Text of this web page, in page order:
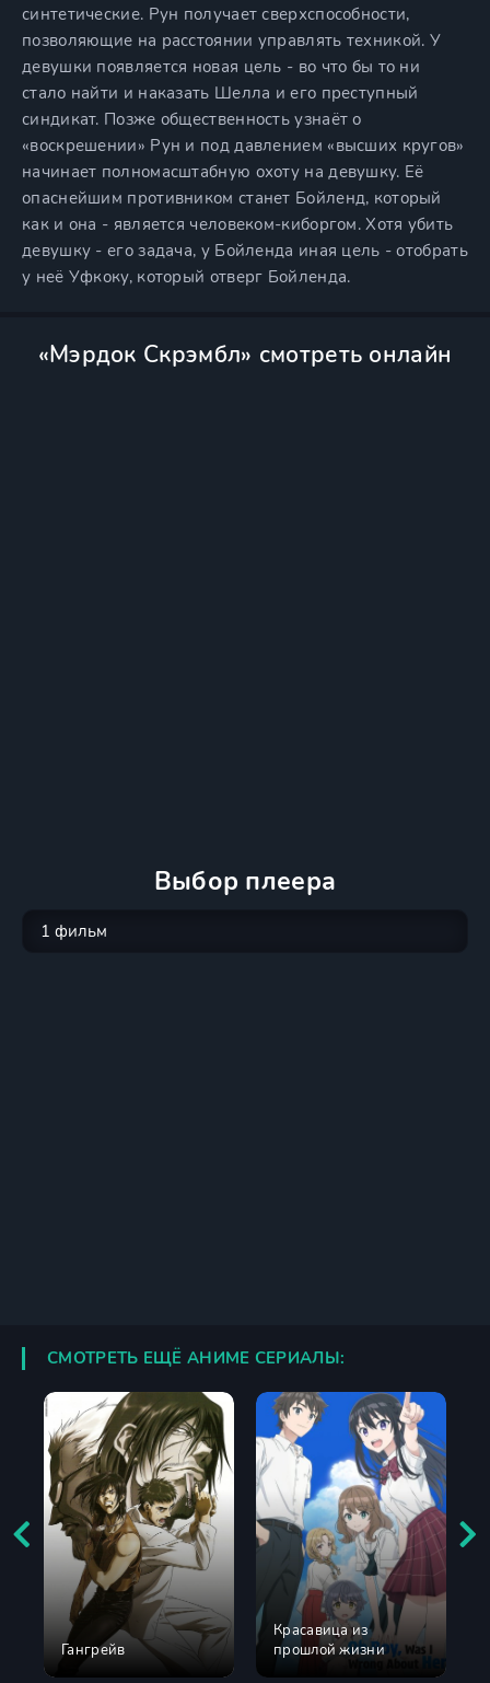
синтетические. Рун получает сверхспособности,
позволяющие на расстоянии управлять техникой. У
девушки появляется новая цель - во что бы то ни
стало найти и наказать Шелла и его преступный
синдикат. Позже общественность узнаёт о
«воскрешении» Рун и под давлением «высших кругов»
начинает полномасштабную охоту на девушку. Её
опаснейшим противником станет Бойленд, который
как и она - является человеком-киборгом. Хотя убить
девушку - его задача, у Бойленда иная цель - отобрать
у неё Уфкоку, который отверг Бойленда.
«Мэрдок Скрэмбл» смотреть онлайн
Выбор плеера
СМОТРЕТЬ ЕЩЁ АНИМЕ СЕРИАЛЫ:
Гангрейв
Красавица из
прошлой жизни